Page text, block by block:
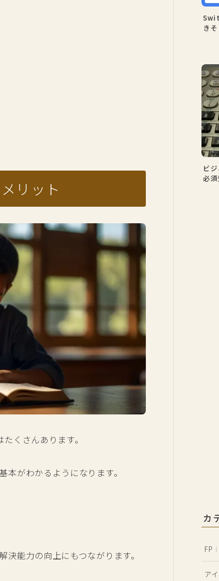
リット
くさんあります。
がわかるようになります。
能力の向上にもつながります。
き
ビ
必
カ
FP
ア